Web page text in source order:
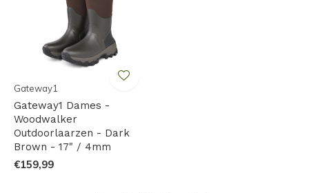
Gateway1
Gateway1 Dames -
Woodwalker
Outdoorlaarzen - Dark
Brown - 17" / 4mm
€159,99